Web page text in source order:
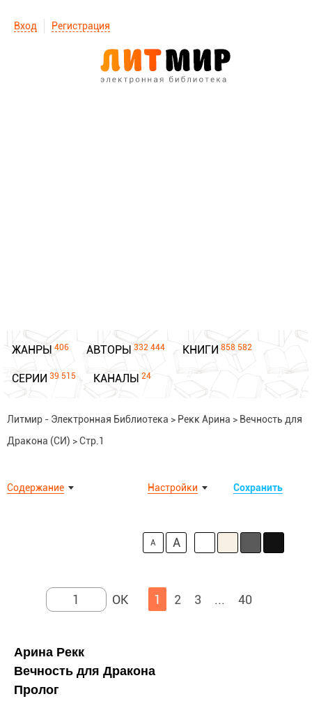
Вход Регистрация
ЖАНРЫ 406 АВТОРЫ 332 444 КНИГИ 858 582
СЕРИИ 39 515 КАНАЛЫ 24
Литмир - Электронная Библиотека > Рекк Арина > Вечность для
Дракона (СИ) >Стр.1
Содержание Сохранить
Настройки
A A
1 2 3 ... 40
Арина Рекк
Вечность для Дракона
Пролог